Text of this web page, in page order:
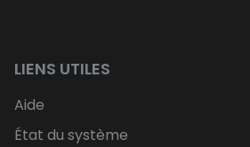
LIENS UTILES
Aide
État du système